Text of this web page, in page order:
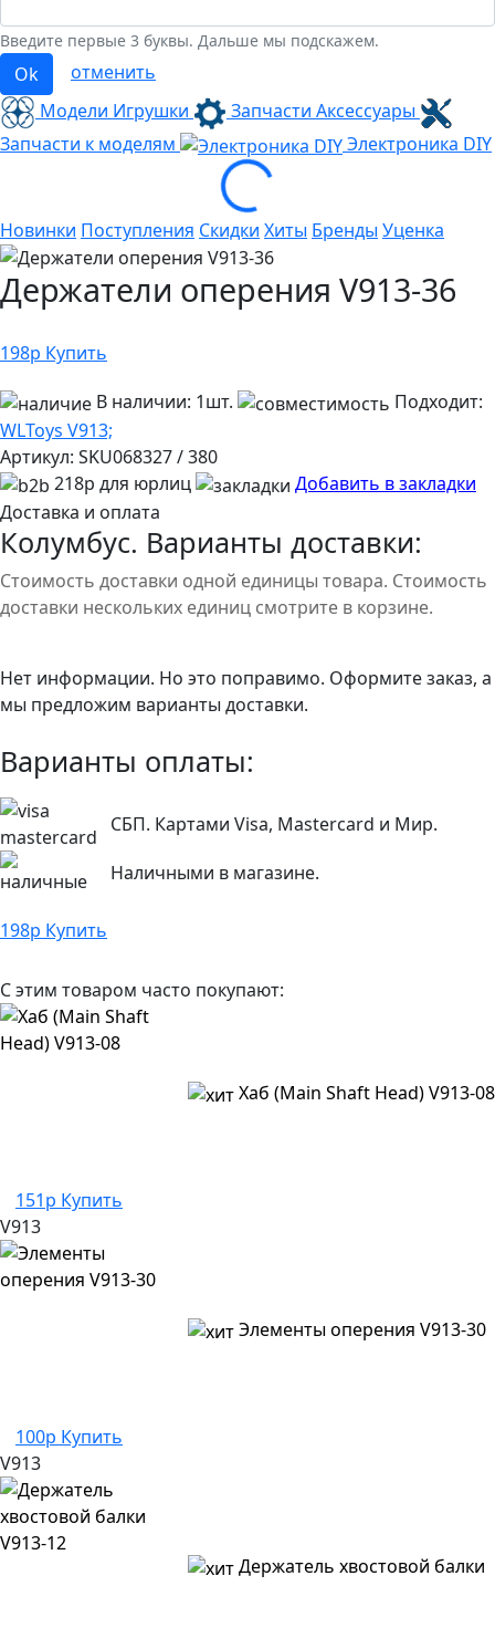
Введите первые 3 буквы. Дальше мы подскажем.
Ok
отменить
Модели Игрушки
Запчасти Аксессуары
Запчасти к моделям
Электроника DIY
Loading...
Новинки Поступления Скидки Хиты Бренды Уценка
Держатели оперения V913-36
198р Купить
В наличии: 1шт.
Подходит:
WLToys V913;
Артикул: SKU068327 / 380
218р для юрлиц
Добавить в закладки
Доставка и оплата
Колумбус. Варианты доставки:
Стоимость доставки одной единицы товара. Стоимость
доставки нескольких единиц смотрите в корзине.
Нет информации. Но это поправимо. Оформите заказ, а
мы предложим варианты доставки.
Варианты оплаты:
СБП. Картами Visa, Mastercard и Мир.
Наличными в магазине.
198р Купить
С этим товаром часто покупают:
Хаб (Main Shaft Head) V913-08
151р Купить
V913
Элементы оперения V913-30
100р Купить
V913
Держатель хвостовой балки